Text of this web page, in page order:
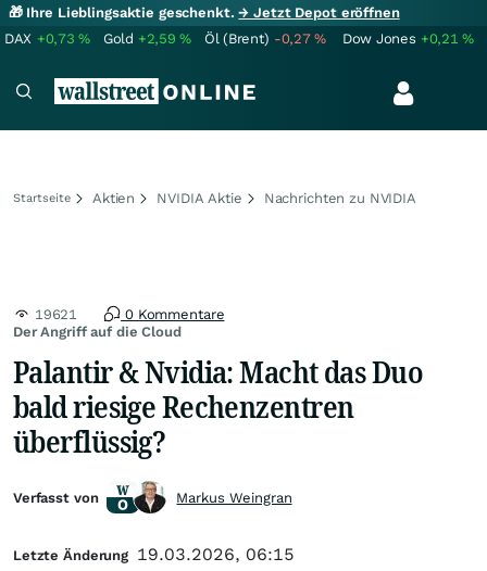
🎁 Ihre Lieblingsaktie geschenkt.→ Jetzt Depot eröffnen
DAX +0,73% Gold +2,59% Öl (Brent) -0,27% Dow Jones +0,21%
Startseite Aktien NVIDIA Aktie Nachrichten zu NVIDIA
Der Angriff auf die Cloud
19621 0 Kommentare
Palantir & Nvidia: Macht das Duo
bald riesige Rechenzentren
überflüssig?
Verfasst von Markus Weingran
Letzte Änderung 19.03.2026, 06:15